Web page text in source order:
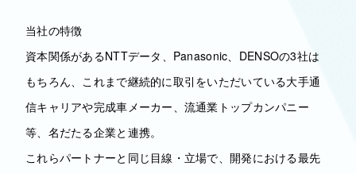
当社の特徴
資本関係があるNTTデータ、Panasonic、DENSOの3社は
もちろん、これまで継続的に取引をいただいている大手通
信キャリアや完成車メーカー、流通業トップカンパニー
等、名だたる企業と連携。
これらパートナーと同じ目線・立場で、開発における最先